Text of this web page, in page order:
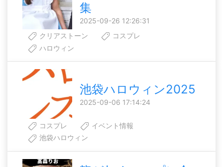
集
2025-09-26 12:26:31
クリアストーン
コスプレ
ハロウィン
池袋ハロウィン2025
2025-09-06 17:14:24
コスプレ
イベント情報
池袋ハロウィン